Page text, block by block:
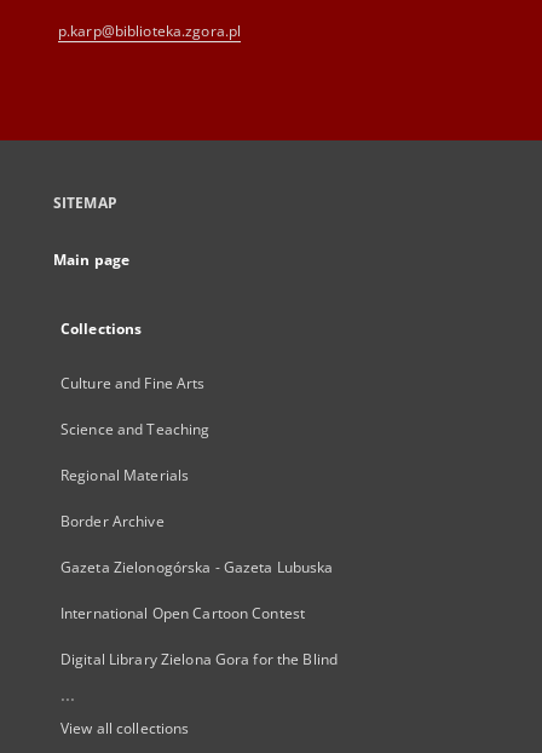
p.karp@biblioteka.zgora.pl
SITEMAP
Main page
Collections
Culture and Fine Arts
Science and Teaching
Regional Materials
Border Archive
Gazeta Zielonogórska - Gazeta Lubuska
International Open Cartoon Contest
Digital Library Zielona Gora for the Blind
...
View all collections